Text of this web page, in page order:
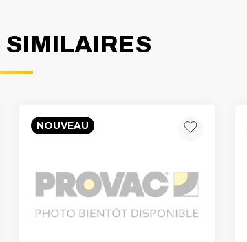
NOUVEAU